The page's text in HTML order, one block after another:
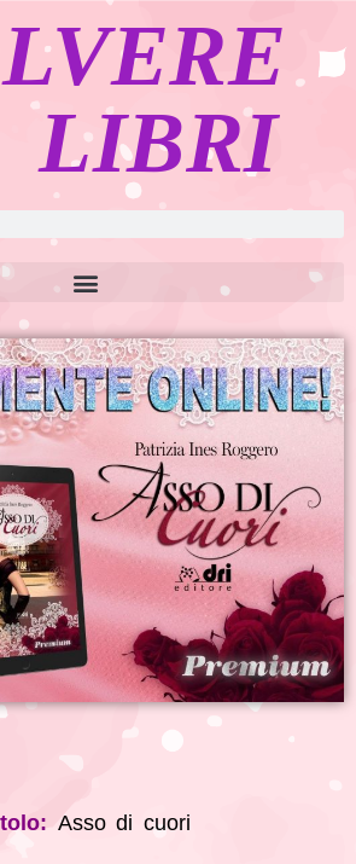
LIBRI
Asso di cuori